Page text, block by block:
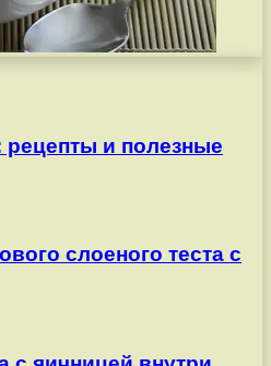
и полезные
слоеного теста с